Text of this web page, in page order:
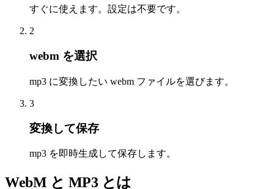
すぐに使えます。設定は不要です。
2
webm を選択
mp3 に変換したい webm ファイルを選びます。
3
変換して保存
mp3 を即時生成して保存します。
WebM と MP3 とは